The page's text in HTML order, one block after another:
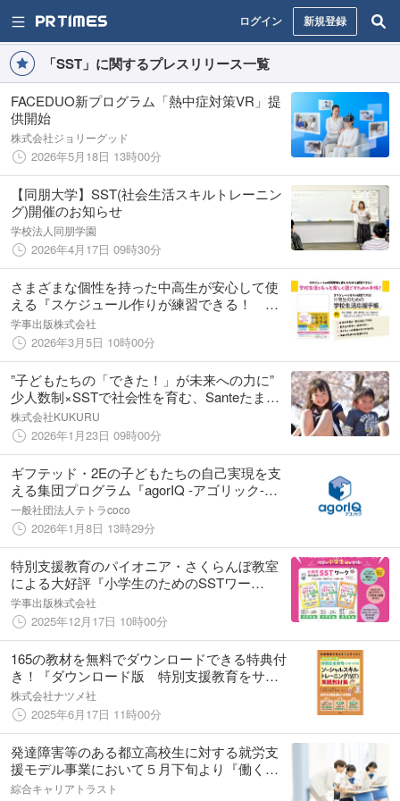
ログイン 新規登録
「SST」に関するプレスリリース一覧
FACEDUO新プログラム「熱中症対策VR」提
供開始
株式会社ジョリーグッド
2026年5月18日 13時00分
【同朋大学】SST(社会生活スキルトレーニン
グ)開催のお知らせ
学校法人同朋学園
2026年4月17日 09時30分
さまざまな個性を持った中高生が安心して使
える『スケジュール作りが練習できる！ 中
高生のための学校生活応援手帳』を刊行！
学事出版株式会社
2026年3月5日 10時00分
”子どもたちの「できた！」が未来への力に”
少人数制×SSTで社会性を育む、Santeたまプ
ラーザ（放課後等デイサービス）が2026年３
月開所！
株式会社KUKURU
2026年1月23日 09時00分
ギフテッド・2Eの子どもたちの自己実現を支
える集団プログラム『agorIQ -アゴリック-』
2026年4月より始動！
一般社団法人テトラcoco
2026年1月8日 13時29分
特別支援教育のパイオニア・さくらんぼ教室
による大好評『小学生のためのSSTワー
ク』、全編刊行！
学事出版株式会社
2025年12月17日 10時00分
165の教材を無料でダウンロードできる特典付
き！『ダウンロード版 特別支援教育をサポ
ートする ソーシャルスキルトレーニング
（SST）実践教材集』が6月18日に発売！
株式会社ナツメ社
2025年6月17日 11時00分
発達障害等のある都立高校生に対する就労支
援モデル事業において５月下旬より『働くチ
ャレンジプログラム』を実施
綜合キャリアトラスト